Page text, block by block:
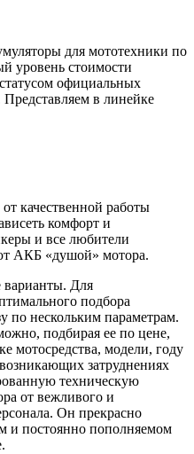
для мототехники по
уровень стоимости
официальных
Представляем в линейке
качественной работы
комфорт и
и все любители
АКБ «душой» мотора.
варианты. Для
подбора
по нескольким параметрам.
подбирая ее по цене,
мотосредства, модели, году
затруднениях
техническую
от вежливого и
Он прекрасно
и постоянно пополняемом